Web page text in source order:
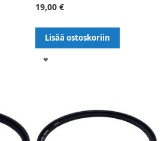
19,00 €
Lisää ostoskoriin